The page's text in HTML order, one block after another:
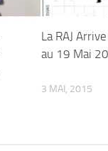
La RAJ
au 19 Mai
3 MAI, 2015